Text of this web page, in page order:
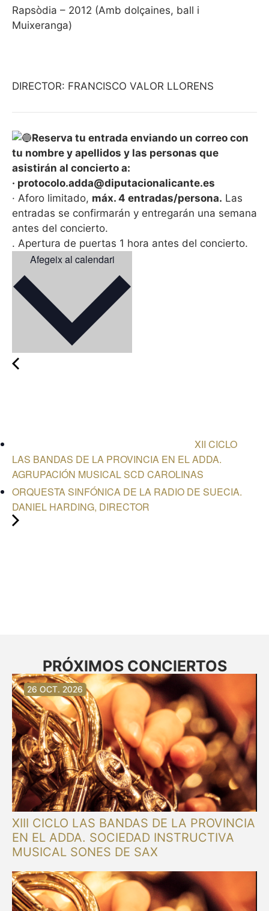
Rapsòdia – 2012 (Amb dolçaines, ball i
Muixeranga)
DIRECTOR: FRANCISCO VALOR LLORENS
Reserva tu entrada enviando un correo con
tu nombre y apellidos y las personas que
asistirán al concierto a:
· protocolo.adda@diputacionalicante.es
· Aforo limitado, máx. 4 entradas/persona. Las
entradas se confirmarán y entregarán una semana
antes del concierto.
. Apertura de puertas 1 hora antes del concierto.
XII CICLO
LAS BANDAS DE LA PROVINCIA EN EL ADDA.
AGRUPACIÓN MUSICAL SCD CAROLINAS
ORQUESTA SINFÓNICA DE LA RADIO DE SUECIA.
DANIEL HARDING, DIRECTOR
PRÓXIMOS CONCIERTOS
XIII CICLO LAS BANDAS DE LA PROVINCIA
EN EL ADDA. SOCIEDAD INSTRUCTIVA
MUSICAL SONES DE SAX
30 AG. 2026
30 AG. 2026
13 SET. 2026
20 SET. 2026
20 SET. 2026
26 SET. 2026
03 OCT. 2026
16 OCT. 2026
26 OCT. 2026